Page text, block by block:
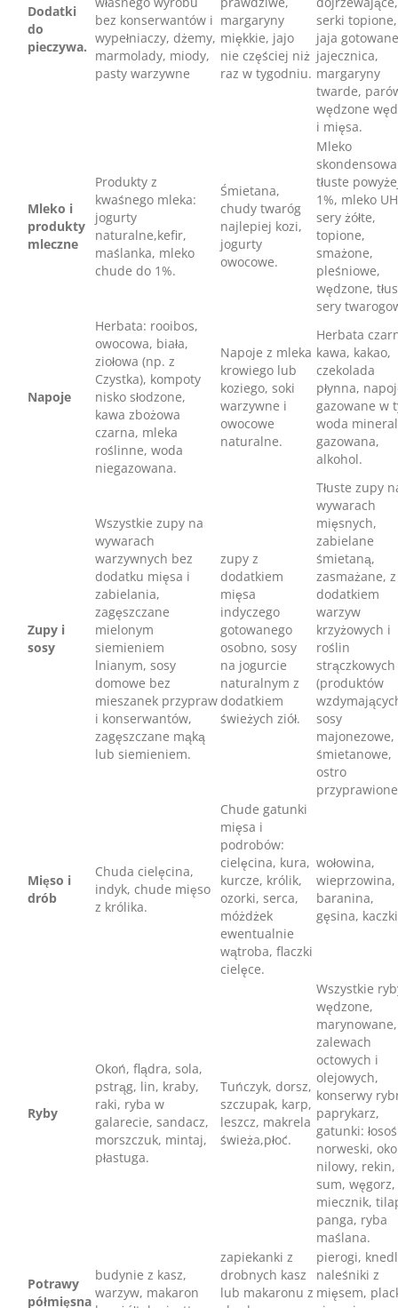
Dodatki
do
pieczywa.
bez konserwantów i
wypełniaczy, dżemy,
marmolady, miody,
pasty warzywne
margaryny
miękkie, jajo
nie częściej niż
raz w tygodniu.
serki topione,
jaja
jajecznica,
margaryny
twarde,
wędzone
i mięsa.
Mleko i
produkty
mleczne
Produkty z
kwaśnego mleka:
jogurty
naturalne,kefir,
maślanka, mleko
chude do 1%.
Śmietana,
chudy twaróg
najlepiej kozi,
jogurty
owocowe.
Mleko
tłuste
1%, mleko
sery żółte,
topione,
smażone,
pleśniowe,
wędzone,
sery
Napoje
Herbata: rooibos,
owocowa, biała,
ziołowa (np. z
Czystka), kompoty
nisko słodzone,
kawa zbożowa
czarna, mleka
roślinne, woda
niegazowana.
Napoje z mleka
krowiego lub
koziego, soki
warzywne i
owocowe
naturalne.
Herbata
kawa, kakao,
czekolada
płynna,
gazowane w
woda
gazowana,
alkohol.
Zupy i
sosy
Wszystkie zupy na
wywarach
warzywnych bez
dodatku mięsa i
zabielania,
zagęszczane
mielonym
siemieniem
lnianym, sosy
domowe bez
mieszanek przypraw
i konserwantów,
zagęszczane mąką
lub siemieniem.
zupy z
dodatkiem
mięsa
indyczego
gotowanego
osobno, sosy
na jogurcie
naturalnym z
dodatkiem
świeżych ziół.
Tłuste zupy
wywarach
mięsnych,
zabielane
śmietaną,
zasmażane, z
dodatkiem
warzyw
krzyżowych i
roślin
strączkowych
(produktów
sosy
majonezowe,
śmietanowe,
ostro
Mięso i
drób
Chuda cielęcina,
indyk, chude mięso
z królika.
Chude gatunki
mięsa i
podrobów:
cielęcina, kura,
kurcze, królik,
ozorki, serca,
móżdżek
ewentualnie
wątroba, flaczki
cielęce.
wołowina,
wieprzowina,
baranina,
gęsina,
Ryby
Okoń, flądra, sola,
pstrąg, lin, kraby,
raki, ryba w
galarecie, sandacz,
morszczuk, mintaj,
płastuga.
Tuńczyk, dorsz,
szczupak, karp,
leszcz, makrela
świeża,płoć.
Wszystkie
wędzone,
zalewach
octowych i
olejowych,
konserwy
paprykarz,
gatunki: łosoś
norweski,
nilowy, rekin,
sum, węgorz,
miecznik,
panga, ryba
maślana.
Potrawy
półmięsna
budynie z kasz,
warzyw, makaron
zapiekanki z
drobnych kasz
lub makaronu z
pierogi,
naleśniki z
mięsem,